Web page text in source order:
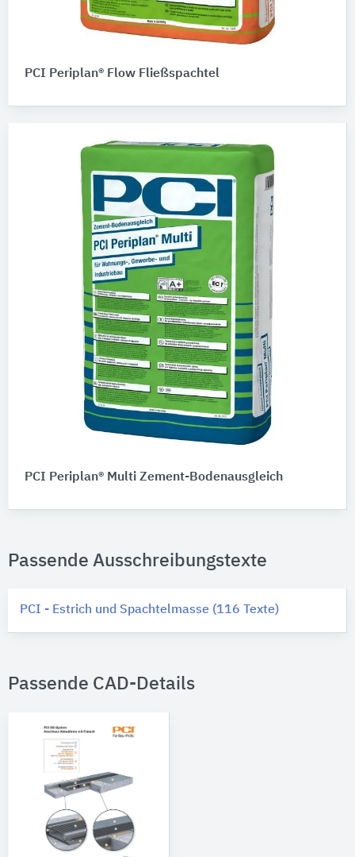
PCI Periplan® Flow Fließspachtel
PCI Periplan® Multi Zement-Bodenausgleich
Passende Ausschreibungstexte
PCI - Estrich und Spachtelmasse (116 Texte)
Passende CAD-Details